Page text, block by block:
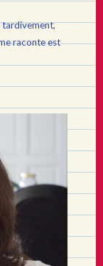
tardivement,
raconte est